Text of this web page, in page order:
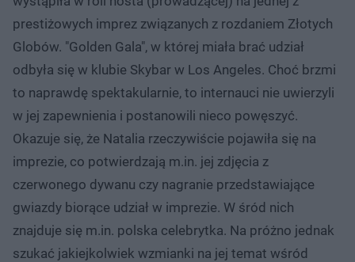
prestiżowych imprez związanych z rozdaniem Złotych
Globów. "Golden Gala", w której miała brać udział
odbyła się w klubie Skybar w Los Angeles. Choć brzmi
to naprawdę spektakularnie, to internauci nie uwierzyli
w jej zapewnienia i postanowili nieco powęszyć.
Okazuje się, że Natalia rzeczywiście pojawiła się na
imprezie, co potwierdzają m.in. jej zdjęcia z
czerwonego dywanu czy nagranie przedstawiające
gwiazdy biorące udział w imprezie. W śród nich
znajduje się m.in. polska celebrytka. Na próżno jednak
szukać jakiejkolwiek wzmianki na jej temat wśród